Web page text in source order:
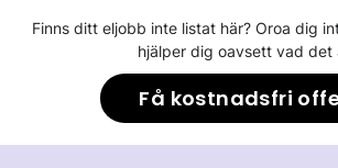
Finns ditt eljobb inte listat här? Oroa dig
hjälper dig oavsett vad det
Få kostnadsfri